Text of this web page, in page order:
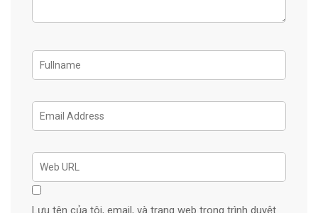
Lưu tên của tôi, email, và trang web trong trình duyệt